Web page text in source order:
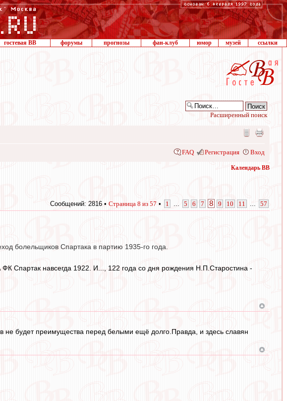
гостевая ВВ форумы прогнозы фан-клуб юмор музей ссылки
Расширенный поиск
FAQ Регистрация Вход
Календарь ВВ
Сообщений: 2816 • Страница 8 из 57 • 1 5 6 7 8 9 10 11 57
болельщиков Спартака в партию 1935-го года.
Спартак навсегда 1922. И..., 122 года со дня рождения Н.П.Старостина -
не будет преимущества перед белыми ещё долго.Правда, и здесь славян